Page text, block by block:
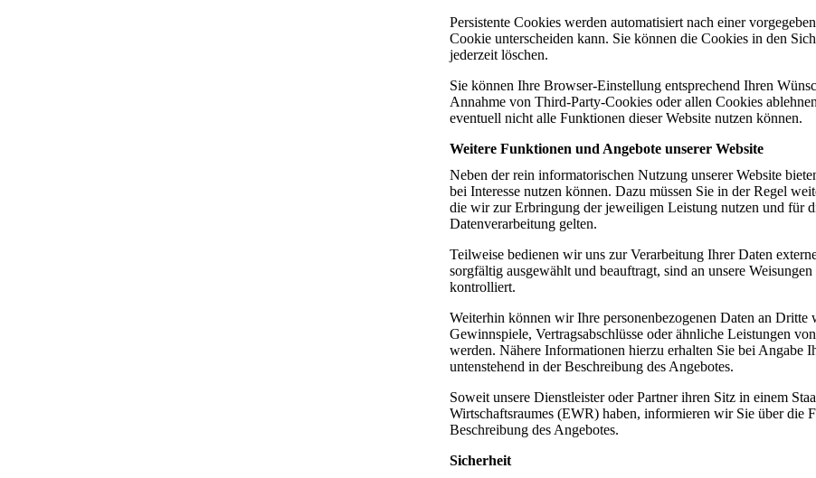
Persistente Cookies werden automatisiert nach einer
Cookie unterscheiden kann. Sie können die Cookies in den
jederzeit löschen.
Sie können Ihre Browser-Einstellung entsprechend Ihren
Annahme von Third-Party-Cookies oder allen Cookies
eventuell nicht alle Funktionen dieser Website nutzen können.
Weitere Funktionen und Angebote unserer Website
Neben der rein informatorischen Nutzung unserer Website
bei Interesse nutzen können. Dazu müssen Sie in der Regel
die wir zur Erbringung der jeweiligen Leistung nutzen und für
Datenverarbeitung gelten.
Teilweise bedienen wir uns zur Verarbeitung Ihrer Daten
sorgfältig ausgewählt und beauftragt, sind an unsere
kontrolliert.
Weiterhin können wir Ihre personenbezogenen Daten an Dritte
Gewinnspiele, Vertragsabschlüsse oder ähnliche Leistungen
werden. Nähere Informationen hierzu erhalten Sie bei Angabe
untenstehend in der Beschreibung des Angebotes.
Soweit unsere Dienstleister oder Partner ihren Sitz in einem
Wirtschaftsraumes (EWR) haben, informieren wir Sie über die
Beschreibung des Angebotes.
Sicherheit